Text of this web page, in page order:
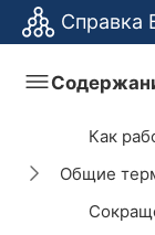
Справка
Как
Общие